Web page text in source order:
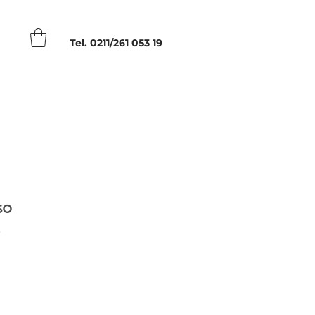
Tel. 0211/261 053 19